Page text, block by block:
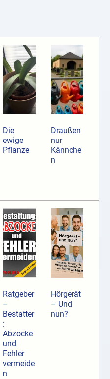
Die
ewige
Pflanze
Draußen
nur
Kännche
n
Ratgeber
–
Bestatter
:
Abzocke
und
Fehler
vermeide
n
Hörgerät
– Und
nun?